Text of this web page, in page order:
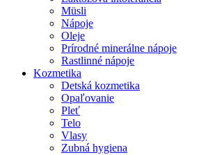
Müsli
Nápoje
Oleje
Prírodné minerálne nápoje
Rastlinné nápoje
Kozmetika
Detská kozmetika
Opaľovanie
Pleť
Telo
Vlasy
Zubná hygiena